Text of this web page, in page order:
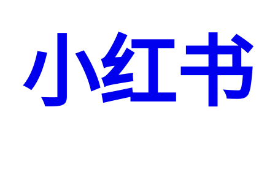
小红书